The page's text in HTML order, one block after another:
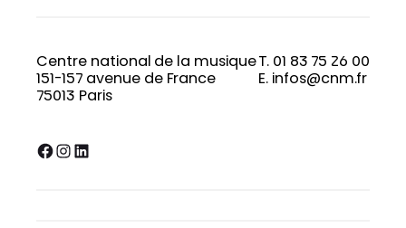
Centre national de la musique
151-157 avenue de France
75013 Paris
T. 01 83 75 26 00
E. infos@cnm.fr
Facebook InstagramLinkedIn